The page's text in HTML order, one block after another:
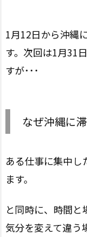
1月12日から沖縄
す。次回は1月31
すが･･･
なぜ沖縄に
ある仕事に集中し
ます。
と同時に、時間と
気分を変えて違う